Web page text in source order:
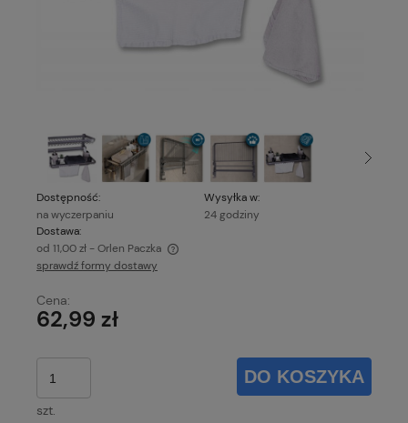
Dostępność:
na wyczerpaniu
Wysyłka w:
24 godziny
Dostawa:
od 11,00 zł - Orlen Paczka
Cena nie zawiera ewentualnych kosztów płatności
sprawdź formy dostawy
Cena:
62,99 zł
szt.
DO KOSZYKA